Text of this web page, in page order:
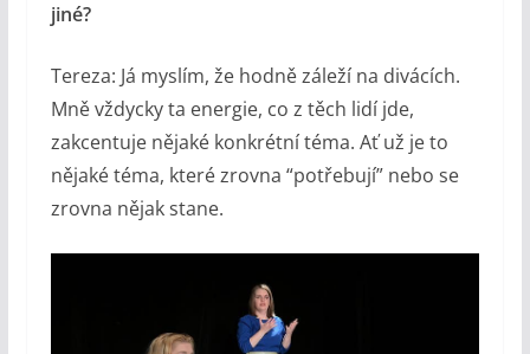
jiné?
Tereza: Já myslím, že hodně záleží na divácích.
Mně vždycky ta energie, co z těch lidí jde,
zakcentuje nějaké konkrétní téma. Ať už je to
nějaké téma, které zrovna “potřebují” nebo se
zrovna nějak stane.